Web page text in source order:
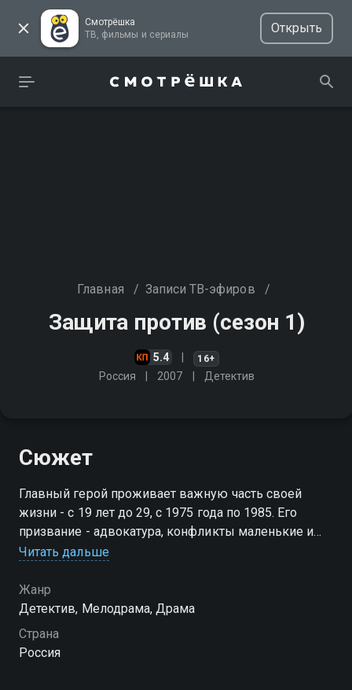
Смотрёшка
ТВ, фильмы и сериалы
Открыть
Главная / Записи ТВ-эфиров /
Защита против (сезон 1)
5.4 16+
Россия 2007 Детектив
Сюжет
Главный герой проживает важную часть своей
жизни - с 19 лет до 29, с 1975 года по 1985. Его
призвание - адвокатура, конфликты маленькие и
большие, личные и общественные. Он должен
справедливость
Посмотреть онлайн 1 сезон сериала Защита против
вы можете совершенно бесплатно в хорошем HD
Читать дальше
Жанр
Детектив, Мелодрама, Драма
Страна
Россия